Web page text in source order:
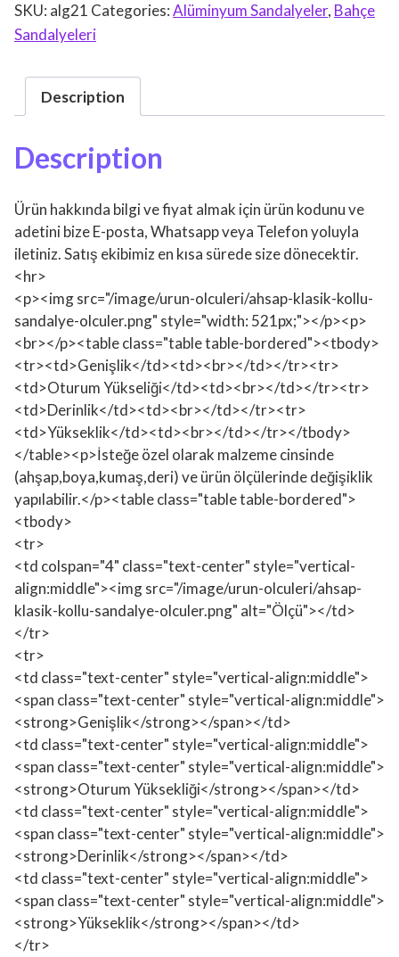
SKU: alg21 Categories:Alüminyum Sandalyeler, Bahçe
Sandalyeleri
Description
Description
Ürün hakkında bilgi ve fiyat almak için ürün kodunu ve
adetini bize E-posta, Whatsapp veya Telefon yoluyla
iletiniz. Satış ekibimiz en kısa sürede size dönecektir.
<hr>
<p><img src="/image/urun-olculeri/ahsap-klasik-kollu-
sandalye-olculer.png" style="width: 521px;"></p><p>
<br></p><table class="table table-bordered"><tbody>
<tr><td>Genişlik</td><td><br></td></tr><tr>
<td>Oturum Yükseliği</td><td><br></td></tr><tr>
<td>Derinlik</td><td><br></td></tr><tr>
<td>Yükseklik</td><td><br></td></tr></tbody>
</table><p>İsteğe özel olarak malzeme cinsinde
(ahşap,boya,kumaş,deri) ve ürün ölçülerinde değişiklik
yapılabilir.</p><table class="table table-bordered">
<tbody>
<tr>
<td colspan="4" class="text-center" style="vertical-
align:middle"><img src="/image/urun-olculeri/ahsap-
klasik-kollu-sandalye-olculer.png" alt="Ölçü"></td>
</tr>
<tr>
<td class="text-center" style="vertical-align:middle">
<span class="text-center" style="vertical-align:middle">
<strong>Genişlik</strong></span></td>
<td class="text-center" style="vertical-align:middle">
<span class="text-center" style="vertical-align:middle">
<strong>Oturum Yüksekliği</strong></span></td>
<td class="text-center" style="vertical-align:middle">
<span class="text-center" style="vertical-align:middle">
<strong>Derinlik</strong></span></td>
<td class="text-center" style="vertical-align:middle">
<span class="text-center" style="vertical-align:middle">
<strong>Yükseklik</strong></span></td>
</tr>